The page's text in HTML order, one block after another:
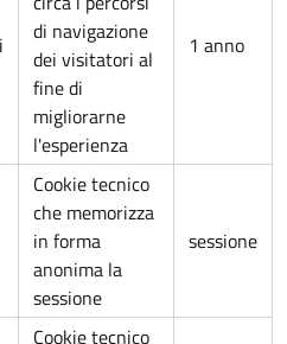
di navigazione
dei visitatori al
fine di
migliorarne
l'esperienza
1 anno
Cookie tecnico
che memorizza
in forma
anonima la
sessione
sessione
Cookie tecnico